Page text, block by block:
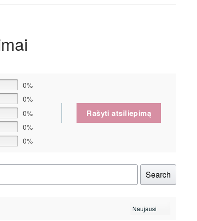
0%
0%
0%
0%
0%
Rašyti atsiliepimą
Search